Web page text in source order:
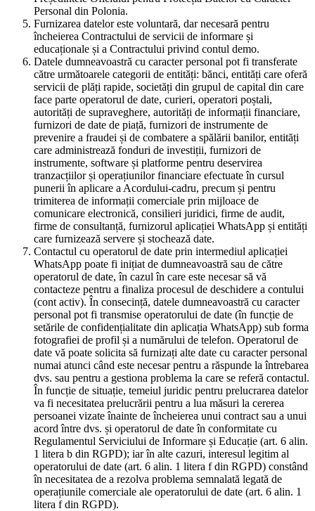
Personal din Polonia.
Furnizarea datelor este voluntară, dar necesară pentru
încheierea Contractului de servicii de informare și
educaționale și a Contractului privind contul demo.
Datele dumneavoastră cu caracter personal pot fi transferate
către următoarele categorii de entități: bănci, entități care oferă
servicii de plăți rapide, societăți din grupul de capital din care
face parte operatorul de date, curieri, operatori poștali,
autorități de supraveghere, autorități de informații financiare,
furnizori de date de piață, furnizori de instrumente de
prevenire a fraudei și de combatere a spălării banilor, entități
care administrează fonduri de investiții, furnizori de
instrumente, software și platforme pentru deservirea
tranzacțiilor și operațiunilor financiare efectuate în cursul
punerii în aplicare a Acordului-cadru, precum și pentru
trimiterea de informații comerciale prin mijloace de
comunicare electronică, consilieri juridici, firme de audit,
firme de consultanță, furnizorul aplicației WhatsApp și entități
care furnizează servere și stochează date.
Contactul cu operatorul de date prin intermediul aplicației
WhatsApp poate fi inițiat de dumneavoastră sau de către
operatorul de date, în cazul în care este necesar să vă
contacteze pentru a finaliza procesul de deschidere a contului
(cont activ). În consecință, datele dumneavoastră cu caracter
personal pot fi transmise operatorului de date (în funcție de
setările de confidențialitate din aplicația WhatsApp) sub forma
fotografiei de profil și a numărului de telefon. Operatorul de
date vă poate solicita să furnizați alte date cu caracter personal
numai atunci când este necesar pentru a răspunde la întrebarea
dvs. sau pentru a gestiona problema la care se referă contactul.
În funcție de situație, temeiul juridic pentru prelucrarea datelor
va fi necesitatea prelucrării pentru a lua măsuri la cererea
persoanei vizate înainte de încheierea unui contract sau a unui
acord între dvs. și operatorul de date în conformitate cu
Regulamentul Serviciului de Informare și Educație (art. 6 alin.
1 litera b din RGPD); iar în alte cazuri, interesul legitim al
operatorului de date (art. 6 alin. 1 litera f din RGPD) constând
în necesitatea de a rezolva problema semnalată legată de
operațiunile comerciale ale operatorului de date (art. 6 alin. 1
litera f din RGPD).